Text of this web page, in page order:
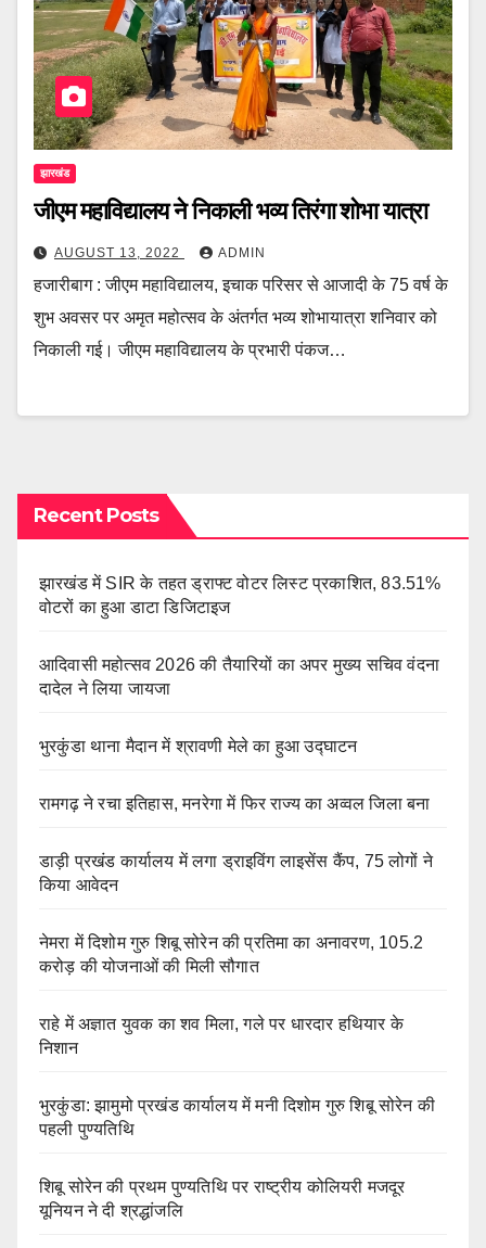
झारखंड
जीएम महाविद्यालय ने निकाली भव्य तिरंगा शोभा यात्रा
AUGUST 13, 2022 ADMIN
हजारीबाग : जीएम महाविद्यालय, इचाक परिसर से आजादी के 75 वर्ष के
शुभ अवसर पर अमृत महोत्सव के अंतर्गत भव्य शोभायात्रा शनिवार को
निकाली गई। जीएम महाविद्यालय के प्रभारी पंकज…
Recent Posts
झारखंड में SIR के तहत ड्राफ्ट वोटर लिस्ट प्रकाशित, 83.51%
वोटरों का हुआ डाटा डिजिटाइज
आदिवासी महोत्सव 2026 की तैयारियों का अपर मुख्य सचिव वंदना
दादेल ने लिया जायजा
भुरकुंडा थाना मैदान में श्रावणी मेले का हुआ उद्घाटन
रामगढ़ ने रचा इतिहास, मनरेगा में फिर राज्य का अव्वल जिला बना
डाड़ी प्रखंड कार्यालय में लगा ड्राइविंग लाइसेंस कैंप, 75 लोगों ने
किया आवेदन
नेमरा में दिशोम गुरु शिबू सोरेन की प्रतिमा का अनावरण, 105.2
करोड़ की योजनाओं की मिली सौगात
राहे में अज्ञात युवक का शव मिला, गले पर धारदार हथियार के
निशान
भुरकुंडा: झामुमो प्रखंड कार्यालय में मनी दिशोम गुरु शिबू सोरेन की
पहली पुण्यतिथि
शिबू सोरेन की प्रथम पुण्यतिथि पर राष्ट्रीय कोलियरी मजदूर
यूनियन ने दी श्रद्धांजलि